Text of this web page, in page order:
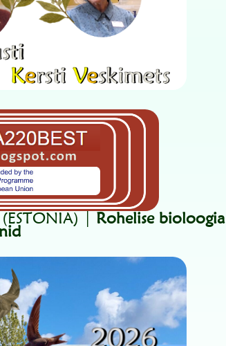
(ESTONIA) | Rohelise bioloogia